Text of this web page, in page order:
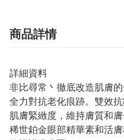
商品詳情
詳細資料
非比尋常丶徹底改造肌膚
全力對抗老化痕跡。雙效
肌膚緊緻度，維持膚質和
稀世鉑金眼部精華素和活